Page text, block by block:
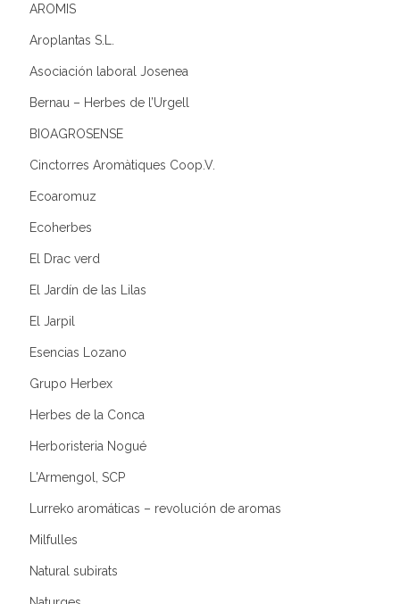
AROMIS
Aroplantas S.L.
Asociación laboral Josenea
Bernau – Herbes de l’Urgell
BIOAGROSENSE
Cinctorres Aromàtiques Coop.V.
Ecoaromuz
Ecoherbes
El Drac verd
El Jardín de las Lilas
El Jarpil
Esencias Lozano
Grupo Herbex
Herbes de la Conca
Herboristeria Nogué
L'Armengol, SCP
Lurreko aromáticas – revolución de aromas
Milfulles
Natural subirats